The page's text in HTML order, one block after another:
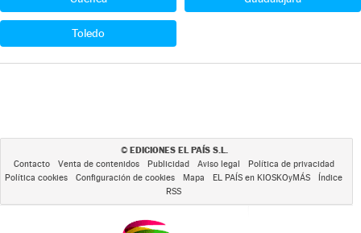
Toledo
© EDICIONES EL PAÍS S.L.
Contacto Venta de contenidos Publicidad Aviso legal
Política de privacidad
Política cookies
Configuración de cookies Mapa EL PAÍS en KIOSKOyMÁS
Índice
RSS